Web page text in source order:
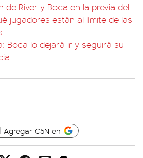
de River y Boca en la previa del
jugadores están al límite de las
Boca lo dejará ir y seguirá su
Agregar C5N en